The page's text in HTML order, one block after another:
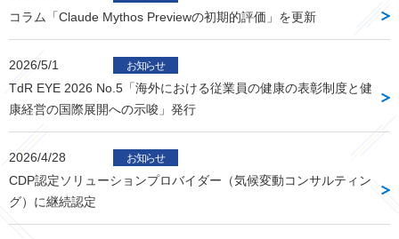
コラム「Claude Mythos Previewの初期的評価」を更新
2026/5/1 お知らせ
TdR EYE 2026 No.5「海外における従業員の健康の表彰制度と健
康経営の国際展開への示唆」発行
2026/4/28 お知らせ
CDP認定ソリューションプロバイダー（気候変動コンサルティン
グ）に継続認定